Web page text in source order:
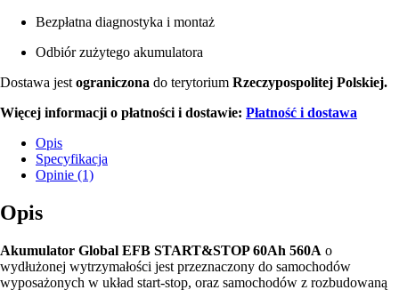
Bezpłatna diagnostyka i montaż
Odbiór zużytego akumulatora
Dostawa jest ograniczona do terytorium Rzeczypospolitej Polskiej.
Więcej informacji o płatności i dostawie: Płatność i dostawa
Opis
Specyfikacja
Opinie (1)
Opis
Akumulator Global EFB START&STOP 60Ah 560A o
wydłużonej wytrzymałości jest przeznaczony do samochodów
wyposażonych w układ start-stop, oraz samochodów z rozbudowaną